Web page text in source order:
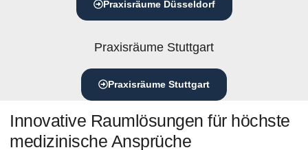
Praxisräume Düsseldorf
Praxisräume Stuttgart
Praxisräume Stuttgart
Innovative Raumlösungen für höchste
medizinische Ansprüche